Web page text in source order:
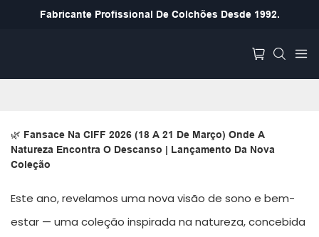
Fabricante Profissional De Colchões Desde 1992.
🌿 Fansace Na CIFF 2026 (18 A 21 De Março) Onde A
Natureza Encontra O Descanso | Lançamento Da Nova
Coleção
Este ano, revelamos uma nova visão de sono e bem-
estar — uma coleção inspirada na natureza, concebida